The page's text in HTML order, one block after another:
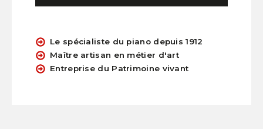
Le spécialiste du piano depuis 1912
Maître artisan en métier d'art
Entreprise du Patrimoine vivant